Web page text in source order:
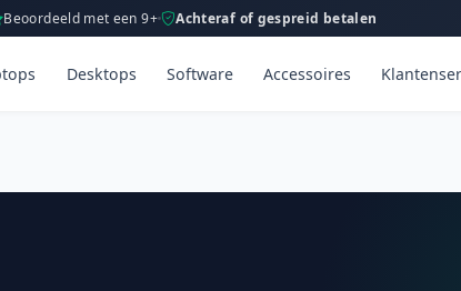
Beoordeeld met een 9+ Achteraf of gespreid betalen
Desktops Software Accessoires